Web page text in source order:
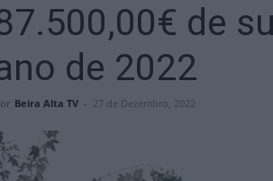
de
de 2022
Beira Alta TV - 27 de Dezembro, 2022